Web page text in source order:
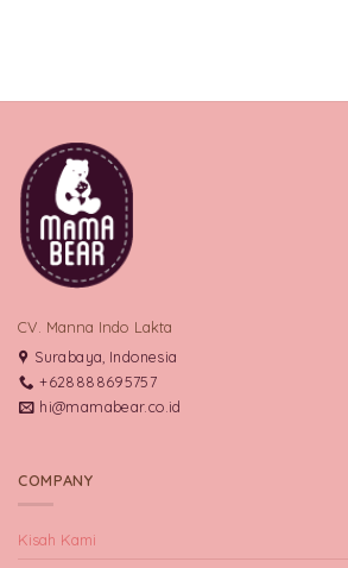
CV. Manna Indo Lakta
Surabaya, Indonesia
+628888695757
hi@mamabear.co.id
COMPANY
Kisah Kami